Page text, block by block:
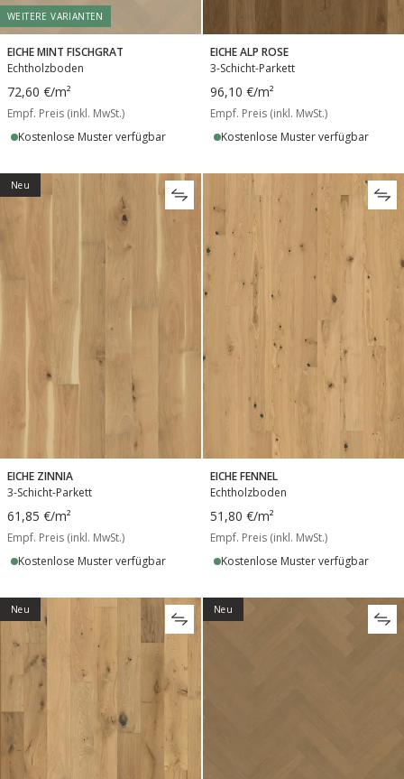
WEITERE VARIANTEN
EICHE MINT FISCHGRAT
Echtholzboden
72,60 €/m²
Empf. Preis (inkl. MwSt.)
Kostenlose Muster verfügbar
EICHE ALP ROSE
3-Schicht-Parkett
96,10 €/m²
Empf. Preis (inkl. MwSt.)
Kostenlose Muster verfügbar
Neu
EICHE ZINNIA
3-Schicht-Parkett
61,85 €/m²
Empf. Preis (inkl. MwSt.)
Kostenlose Muster verfügbar
EICHE FENNEL
Echtholzboden
51,80 €/m²
Empf. Preis (inkl. MwSt.)
Kostenlose Muster verfügbar
Neu Neu